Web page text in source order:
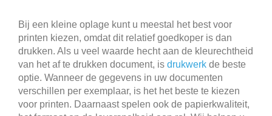
Bij een kleine oplage kunt u meestal het best voor
printen kiezen, omdat dit relatief goedkoper is dan
drukken. Als u veel waarde hecht aan de kleurechtheid
van het af te drukken document, is drukwerk de beste
optie. Wanneer de gegevens in uw documenten
verschillen per exemplaar, is het het beste te kiezen
voor printen. Daarnaast spelen ook de papierkwaliteit,